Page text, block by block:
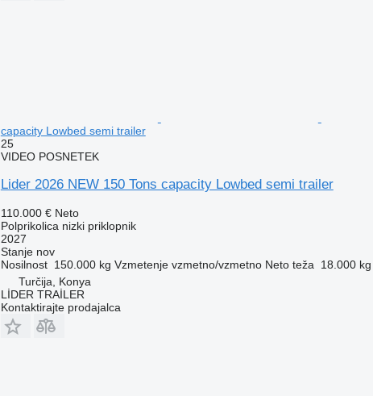
capacity Lowbed semi trailer
25
VIDEO POSNETEK
Lider 2026 NEW 150 Tons capacity Lowbed semi trailer
110.000 € Neto
Polprikolica nizki priklopnik
2027
Stanjenov
Nosilnost 150.000 kg Vzmetenje vzmetno/vzmetno Neto teža 18.000 kg
Turčija, Konya
LİDER TRAİLER
Kontaktirajte prodajalca